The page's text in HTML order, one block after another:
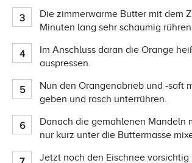
Die zimmerwarme Butter mit dem
Minuten lang sehr schaumig
Im Anschluss daran die Orange
auspressen.
Nun den Orangenabrieb und -saft
geben und rasch unterrühren.
Danach die gemahlenen Mandeln
nur kurz unter die Buttermasse
Jetzt noch den Eischnee